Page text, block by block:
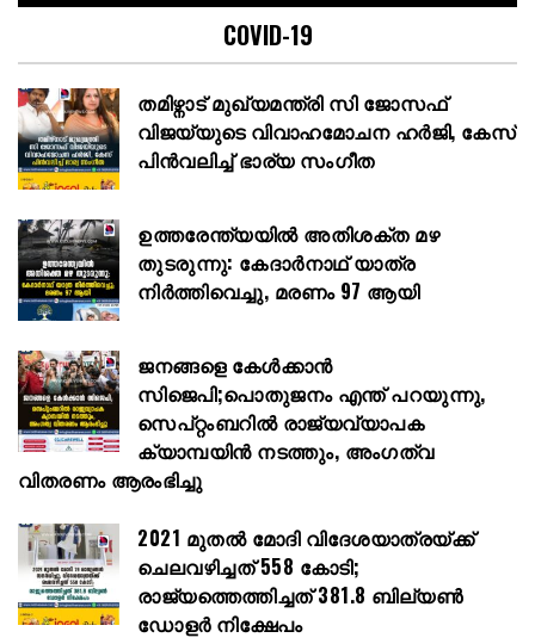
COVID-19
തമിഴ്നാട് മുഖ്യമന്ത്രി സി ജോസഫ്
വിജയ്‌യുടെ വിവാഹമോചന ഹർജി, കേസ്
പിൻവലിച്ച് ഭാര്യ സംഗീത
ഉത്തരേന്ത്യയിൽ അതിശക്ത മഴ
തുടരുന്നു: കേദാർനാഥ് യാത്ര
നിർത്തിവെച്ചു, മരണം 97 ആയി
ജനങ്ങളെ കേൾക്കാൻ
സിജെപി;പൊതുജനം എന്ത് പറയുന്നു,
സെപ്റ്റംബറിൽ രാജ്യവ്യാപക
ക്യാമ്പയിൻ നടത്തും, അംഗത്വ
വിതരണം ആരംഭിച്ചു
2021 മുതൽ മോദി വിദേശയാത്രയ്ക്ക്
ചെലവഴിച്ചത് 558 കോടി;
രാജ്യത്തെത്തിച്ചത് 381.8 ബില്യൺ
ഡോളർ നിക്ഷേപം